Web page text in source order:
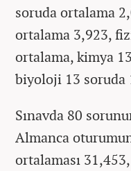
soruda ortalama
ortalama 3,923,
ortalama, kimya
biyoloji 13 soruda
Sınavda 80
Almanca
ortalaması